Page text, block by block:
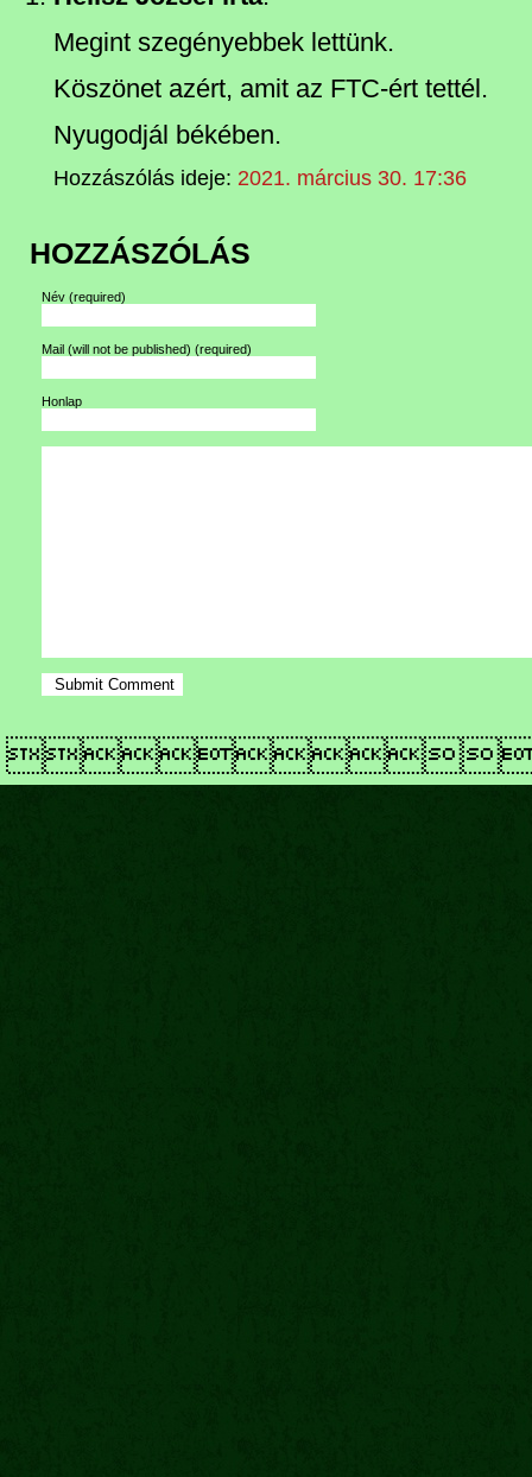
Megint szegényebbek lettünk.
Köszönet azért, amit az FTC-ért tettél.
Nyugodjál békében.
Hozzászólás ideje: 2021. március 30. 17:36
HOZZÁSZÓLÁS
Név (required)
Mail (will not be published) (required)
Honlap